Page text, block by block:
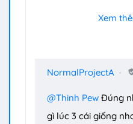
Xem
NormalProjectA
@Thinh Pew Đúng
gì lúc 3 cái giống